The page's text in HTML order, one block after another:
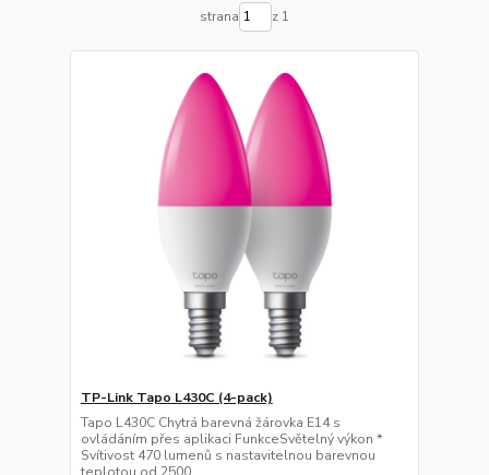
strana z 1
TP-Link Tapo L430C (4-pack)
Tapo L430C Chytrá barevná žárovka E14 s
ovládáním přes aplikaci FunkceSvětelný výkon *
Svítivost 470 lumenů s nastavitelnou barevnou